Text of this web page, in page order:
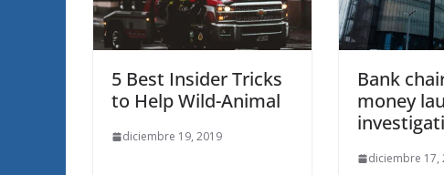
5 Best Insider Tricks
to Help Wild-Animal
diciembre 19, 2019
Bank
money
diciembre 17,